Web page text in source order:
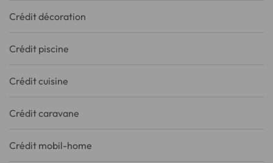
Crédit décoration
Crédit piscine
Crédit cuisine
Crédit caravane
Crédit mobil-home